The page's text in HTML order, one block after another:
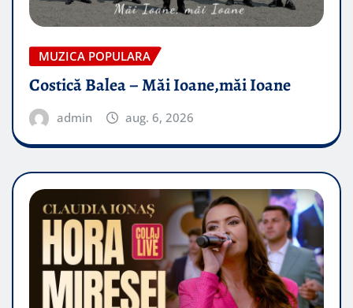
MUZICA POPULARA
Costică Balea – Măi Ioane,măi Ioane
admin aug. 6, 2026